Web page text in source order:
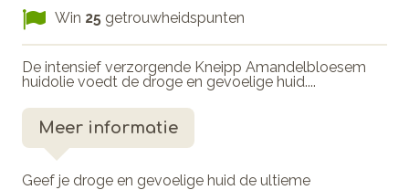
Win 25 getrouwheidspunten
De intensief verzorgende Kneipp Amandelbloesem
huidolie voedt de droge en gevoelige huid....
Meer informatie
Geef je droge en gevoelige huid de ultieme